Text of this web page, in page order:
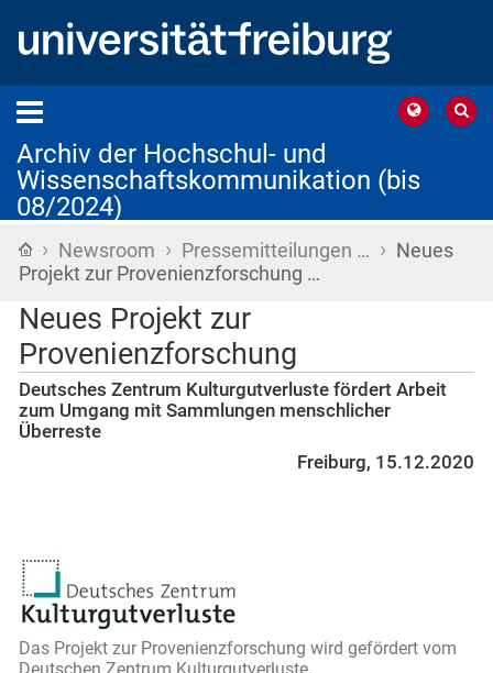
Archiv der Hochschul- und
Wissenschaftskommunikation (bis
08/2024)
Startseite
› Newsroom › Pressemitteilungen … › Neues
Projekt zur Provenienzforschung …
Neues Projekt zur
Provenienzforschung
Deutsches Zentrum Kulturgutverluste fördert Arbeit
zum Umgang mit Sammlungen menschlicher
Überreste
Freiburg, 15.12.2020
Das Projekt zur Provenienzforschung wird gefördert vom